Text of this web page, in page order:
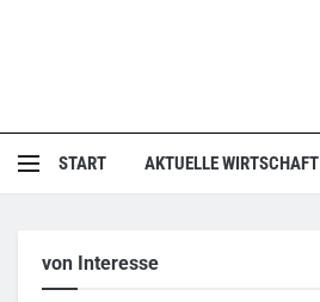
START AKTUELLE WIRTSCHAFT
von Interesse